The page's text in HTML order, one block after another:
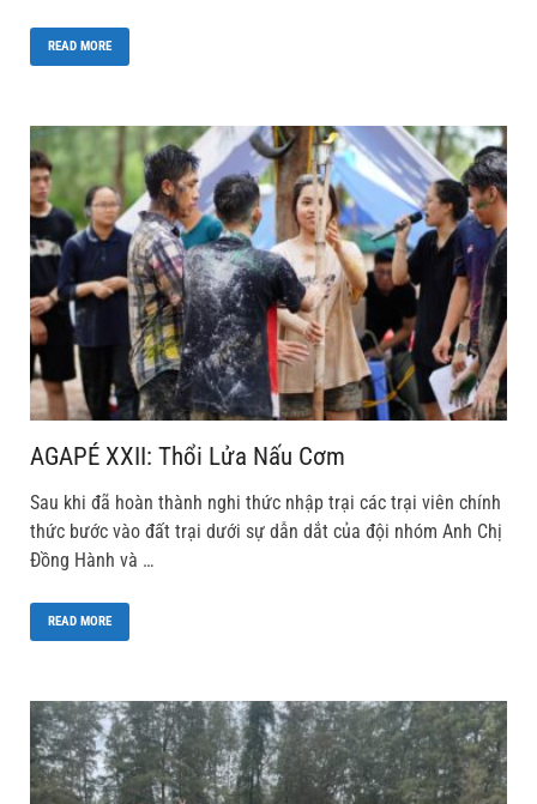
READ MORE
AGAPÉ XXII: Thổi Lửa Nấu Cơm
Sau khi đã hoàn thành nghi thức nhập trại các trại viên chính
thức bước vào đất trại dưới sự dẫn dắt của đội nhóm Anh Chị
Đồng Hành và …
READ MORE